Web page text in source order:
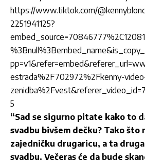
https://www.tiktok.com/
2251941125?
estrada%2F702972%2Fkenny-
5
“Sad se sigurno pitate kako to
svadbu bivšem dečku? Tako što
zajedničku drugaricu, a ta
svadbu. Večeras će da bude